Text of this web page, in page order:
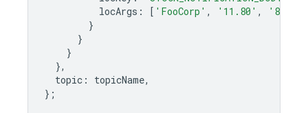
locArgs : [ 'FooCorp' , '11.80' ,
}
}
}
},
topic : topicName,
};